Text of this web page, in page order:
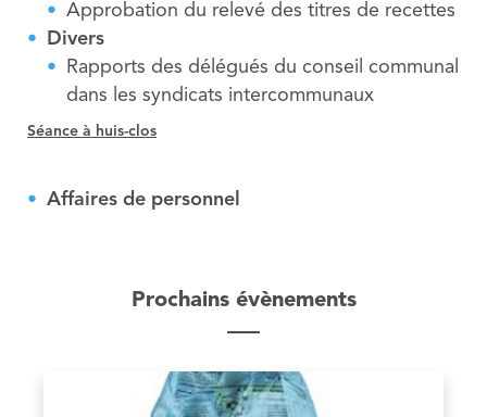
Approbation du relevé des titres de recettes
Divers
Rapports des délégués du conseil communal
dans les syndicats intercommunaux
Séance à huis-clos
Affaires de personnel
Prochains évènements